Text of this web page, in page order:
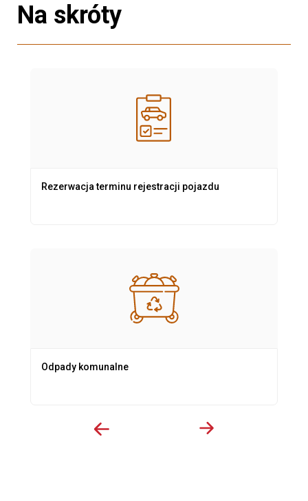
Na skróty
Rezerwacja terminu rejestracji pojazdu
Odpady komunalne